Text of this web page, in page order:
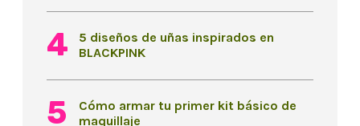
5 diseños de uñas inspirados en
BLACKPINK
Cómo armar tu primer kit básico de
maquillaje